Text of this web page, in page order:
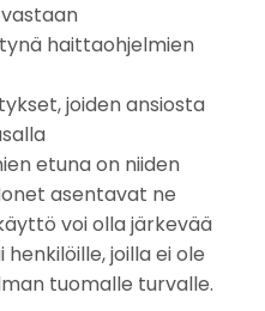
haittaohjelmien
joiden ansiosta
etuna on niiden
asentavat ne
voi olla järkevää
joilla ei ole
tuomalle turvalle.